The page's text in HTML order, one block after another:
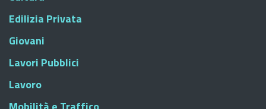
Edilizia Privata
Giovani
Lavori Pubblici
Lavoro